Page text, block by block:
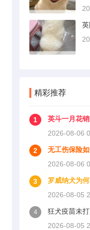
参
精彩推荐
1
英斗一月花
2026-08-06
2
无工伤保险
2026-08-06
3
罗威纳犬为
2026-08-05
4
狂犬疫苗未
2026-08-05